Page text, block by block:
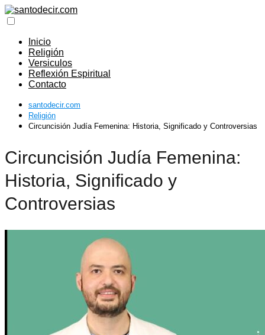
Inicio
Religión
Versiculos
Reflexión Espiritual
Contacto
santodecir.com
Religión
Circuncisión Judía Femenina: Historia, Significado y Controversias
Circuncisión Judía Femenina:
Historia, Significado y
Controversias